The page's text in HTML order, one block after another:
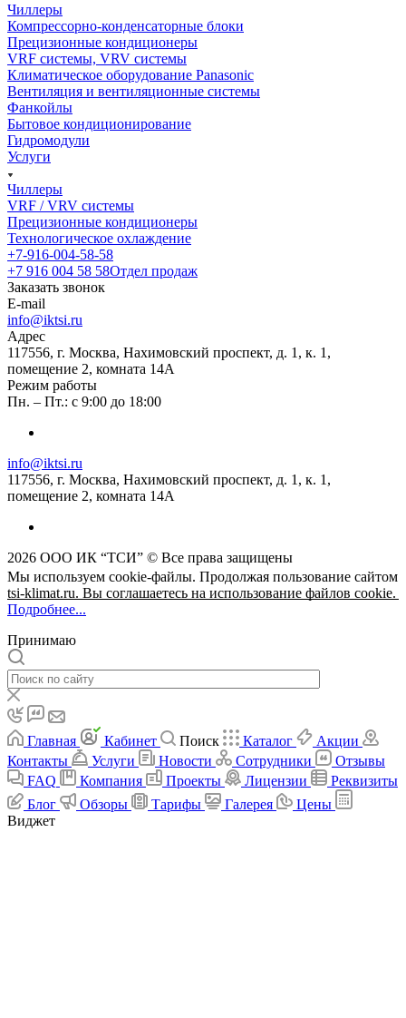
Чиллеры
Компрессорно-конденсаторные блоки
Прецизионные кондиционеры
VRF системы, VRV системы
Климатическое оборудование Panasonic
Вентиляция и вентиляционные системы
Фанкойлы
Бытовое кондиционирование
Гидромодули
Услуги
Чиллеры
VRF / VRV системы
Прецизионные кондиционеры
Технологическое охлаждение
+7-916-004-58-58
+7 916 004 58 58Отдел продаж
Заказать звонок
E-mail
info@iktsi.ru
Адрес
117556, г. Москва, Нахимовский проспект, д. 1, к. 1,
помещение 2, комната 14А
Режим работы
Пн. – Пт.: с 9:00 до 18:00
info@iktsi.ru
117556, г. Москва, Нахимовский проспект, д. 1, к. 1,
помещение 2, комната 14А
2026 ООО ИК “ТСИ” © Все права защищены
Мы используем cookie-файлы. Продолжая пользование сайтом
tsi-klimat.ru. Вы соглашаетесь на использование файлов cookie.
Подробнее...
Принимаю
Главная Кабинет Поиск Каталог
Акции
Контакты
Услуги Новости Сотрудники
Отзывы
FAQ
Компания Проекты Лицензии
Реквизиты
Блог
Обзоры Тарифы Галерея
Цены
Виджет